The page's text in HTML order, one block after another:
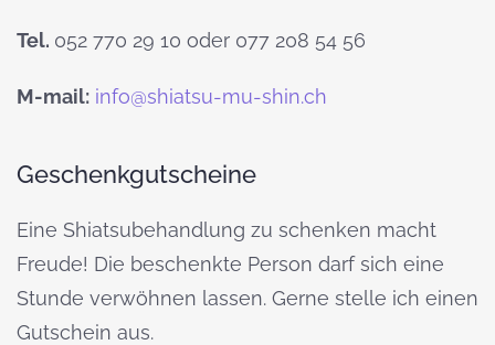
Tel. 052 770 29 10 oder 077 208 54 56
M-mail: info@shiatsu-mu-shin.ch
Geschenkgutscheine
Eine Shiatsubehandlung zu schenken macht
Freude! Die beschenkte Person darf sich eine
Stunde verwöhnen lassen. Gerne stelle ich einen
Gutschein aus.